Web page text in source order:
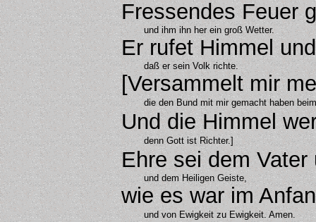
Fressendes Feuer
und ihm ihn her ein groß Wetter.
Er rufet Himmel
daß er sein Volk richte.
[Versammelt mir
die den Bund mit mir gemacht haben
Und die Himmel
denn Gott ist Richter.]
Ehre sei dem
und dem Heiligen Geiste,
wie es war im
und von Ewigkeit zu Ewigkeit. Amen.